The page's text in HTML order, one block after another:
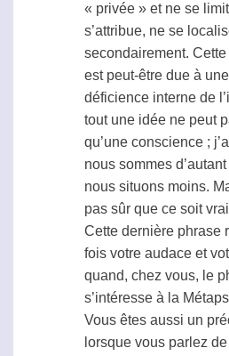
« privée » et ne se
s’attribue, ne se
secondairement.
est peut-être due à
déficience interne de
tout une idée ne peut
qu’une conscience ;
nous sommes
nous situons moins.
pas sûr que ce soit
Cette dernière phrase
fois votre audace et
quand, chez vous, le
s’intéresse à la
Vous êtes aussi un
lorsque vous parlez